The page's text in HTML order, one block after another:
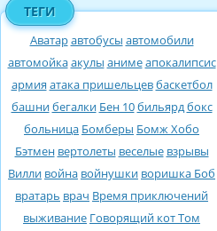
ТЕГИ
Аватаравтобусы автомобили
автомойкаакулы анимеапокалипсис
армия атака пришельцевбаскетбол
башнибегалки Бен 10бильярдбокс
больница Бомберы Бомж Хобо
Бэтмен вертолеты веселые взрывы
Вилли война войнушки воришка Боб
вратарь врач Время приключений
выживание Говорящий кот Том